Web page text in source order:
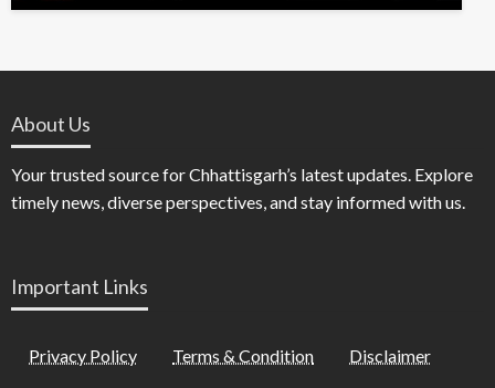
About Us
Your trusted source for Chhattisgarh’s latest updates. Explore
timely news, diverse perspectives, and stay informed with us.
Important Links
Privacy Policy Terms & Condition Disclaimer